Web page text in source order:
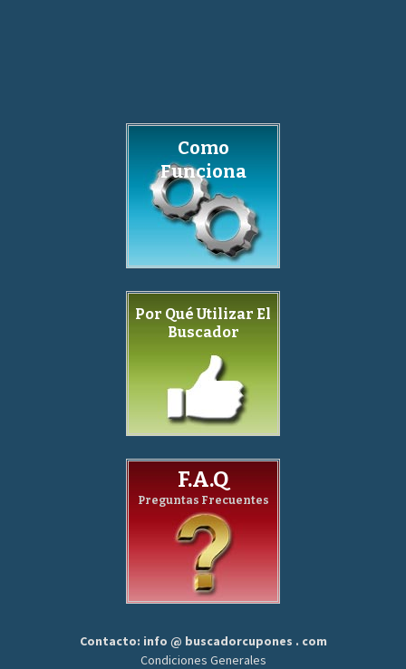
Como
Funciona
Por Qué Utilizar El
Buscador
F.A.Q
Preguntas Frecuentes
Contacto: info @ buscadorcupones . com
Condiciones Generales